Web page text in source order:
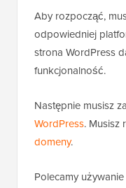
Aby rozpocząć,
odpowiedniej
strona WordPress
funkcjonalność.
Następnie musisz
WordPress. Musisz
domeny.
Polecamy używanie